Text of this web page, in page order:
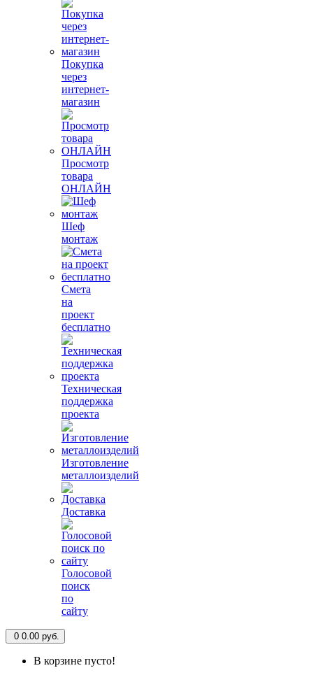
Покупка
через
интернет-
магазин
Просмотр
товара
ОНЛАЙН
Шеф
монтаж
Смета
на
проект
бесплатно
Техническая
поддержка
проекта
Изготовление
металлоизделий
Доставка
Голосовой
поиск
по
сайту
0 0.00 руб.
В корзине пусто!